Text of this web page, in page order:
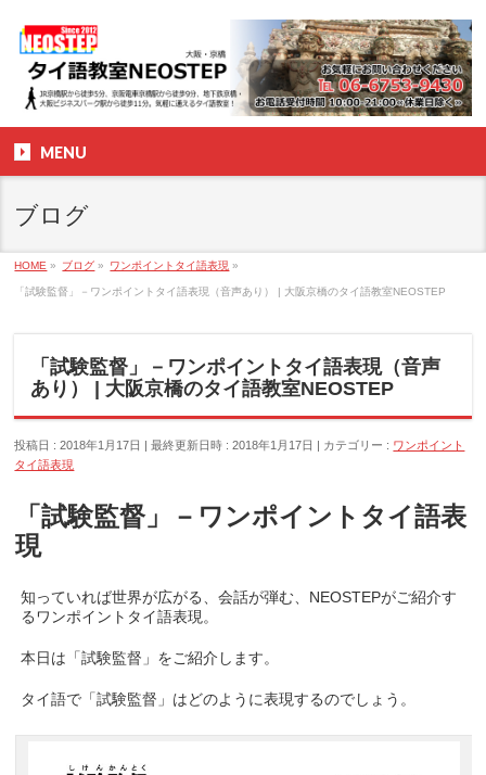
MENU
ブログ
HOME » ブログ » ワンポイントタイ語表現 »
「試験監督」－ワンポイントタイ語表現（音声あり） | 大阪京橋のタイ語教室NEOSTEP
「試験監督」－ワンポイントタイ語表現（音声
あり） | 大阪京橋のタイ語教室NEOSTEP
投稿日 : 2018年1月17日 最終更新日時 : 2018年1月17日 カテゴリー : ワンポイント
タイ語表現
「試験監督」－ワンポイントタイ語表
現
知っていれば世界が広がる、会話が弾む、NEOSTEPがご紹介す
るワンポイントタイ語表現。
本日は「試験監督」をご紹介します。
タイ語で「試験監督」はどのように表現するのでしょう。